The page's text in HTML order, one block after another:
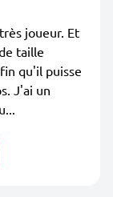
joueur. Et
taille
qu'il puisse
J'ai un